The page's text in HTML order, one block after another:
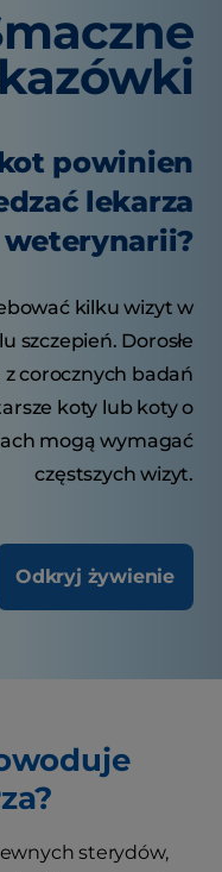
powinien
lekarza
weterynarii?
kilku wizyt w
szczepień. Dorosłe
corocznych badań
koty lub koty o
mogą wymagać
częstszych wizyt.
Odkryj żywienie
sterydów,